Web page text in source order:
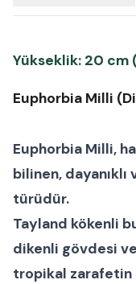
Yükseklik: 20 cm (
Euphorbia Milli
Euphorbia Milli,
bilinen,
türüdür.
Tayland kökenli
dikenli gövdesi
tropikal zarafetin